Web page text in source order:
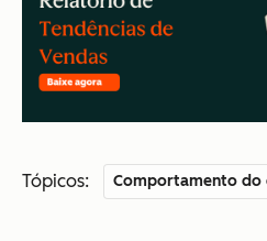
Tópicos: Comportamento do